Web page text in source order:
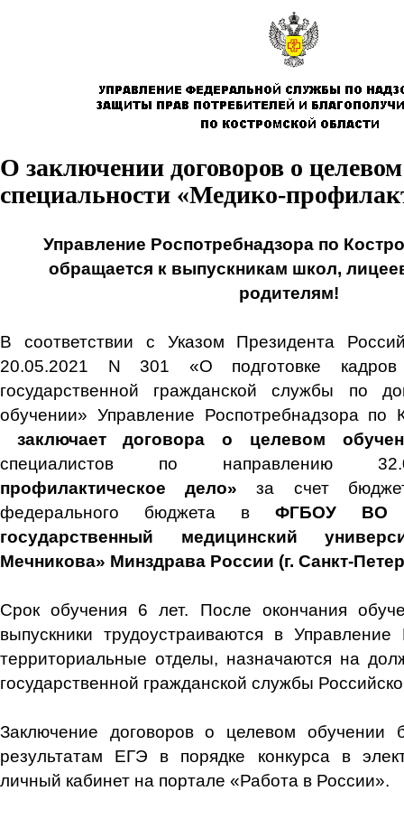
О заключении договоров о
специальности «Медико-
Управление Роспотребнадзора по
обращается к выпускникам школ,
родителям!
В соответствии с Указом Президента
20.05.2021 N 301 «О подготовке
государственной гражданской службы по
обучении» Управление Роспотребнадзора по
заключает договора о целевом
специалистов по направлению
профилактическое дело» за счет
федерального бюджета в ФГБОУ ВО
государственный медицинский
Мечникова» Минздрава России (г. Санкт-
Срок обучения 6 лет. После окончания
выпускники трудоустраиваются в
территориальные отделы, назначаются на
государственной гражданской службы
Заключение договоров о целевом обучении
результатам ЕГЭ в порядке конкурса в
личный кабинет на портале «Работа в России».